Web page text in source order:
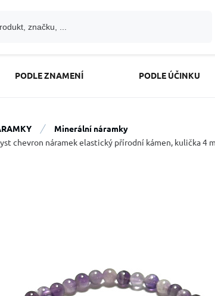
PODLE ZNAMENÍ PODLE ÚČINKU
Minerální náramky
chevron náramek elastický přírodní kámen, kulička 4